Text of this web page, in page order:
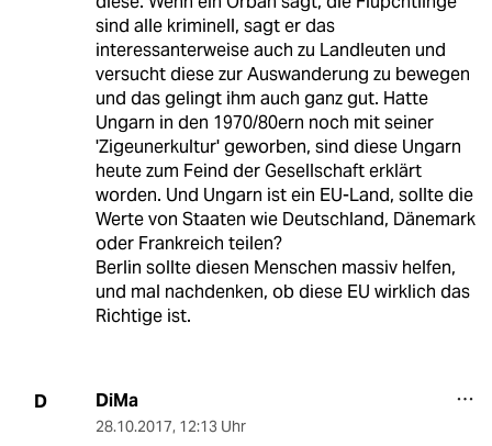
sind alle kriminell, sagt er das
interessanterweise auch zu Landleuten und
versucht diese zur Auswanderung zu bewegen
und das gelingt ihm auch ganz gut. Hatte
Ungarn in den 1970/80ern noch mit seiner
'Zigeunerkultur' geworben, sind diese Ungarn
heute zum Feind der Gesellschaft erklärt
worden. Und Ungarn ist ein EU-Land, sollte die
Werte von Staaten wie Deutschland, Dänemark
oder Frankreich teilen?
Berlin sollte diesen Menschen massiv helfen,
und mal nachdenken, ob diese EU wirklich das
Richtige ist.
D DiMa
28.10.2017, 12:13 Uhr